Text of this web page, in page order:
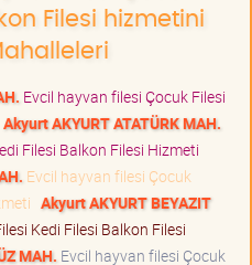
Filesi hizmetini
Evcil hayvan filesi Çocuk Filesi
Akyurt AKYURT ATATÜRK MAH.
Filesi Balkon Filesi Hizmeti
Evcil hayvan filesi Çocuk
Akyurt AKYURT BEYAZIT
Kedi Filesi Balkon Filesi
MAH. Evcil hayvan filesi Çocuk